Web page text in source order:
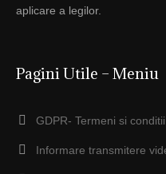
aplicare a legilor.
Pagini Utile – Meniu
GDPR- Termeni si conditii
Informare transmitere